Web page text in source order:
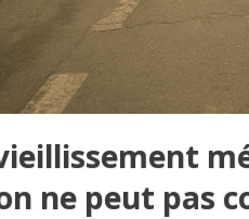
ne peut pas